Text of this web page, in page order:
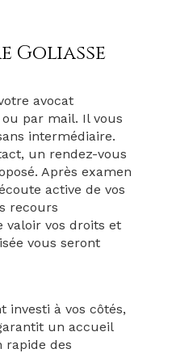
Goliasse
avocat
par mail. Il vous
intermédiaire.
un rendez-vous
Après examen
active de vos
recours
valoir vos droits et
vous seront
investi à vos côtés,
un accueil
rapide des